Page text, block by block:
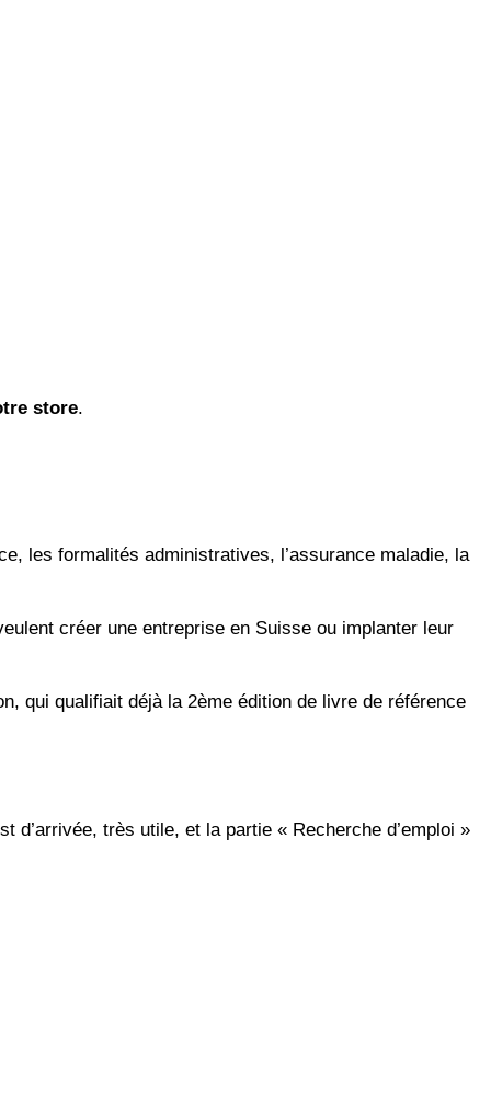
store.
les formalités administratives, l’assurance maladie, la
créer une entreprise en Suisse ou implanter leur
qui qualifiait déjà la 2ème édition de livre de référence
d’arrivée, très utile, et la partie « Recherche d’emploi »